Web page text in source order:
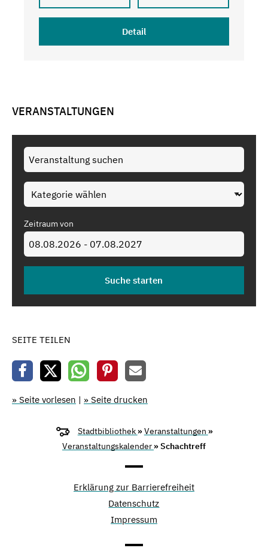
Detail
VERANSTALTUNGEN
Zeitraum von
SEITE TEILEN
» Seite vorlesen | » Seite drucken
Stadtbibliothek »Veranstaltungen »
Veranstaltungskalender » Schachtreff
Erklärung zur Barrierefreiheit
Datenschutz
Impressum